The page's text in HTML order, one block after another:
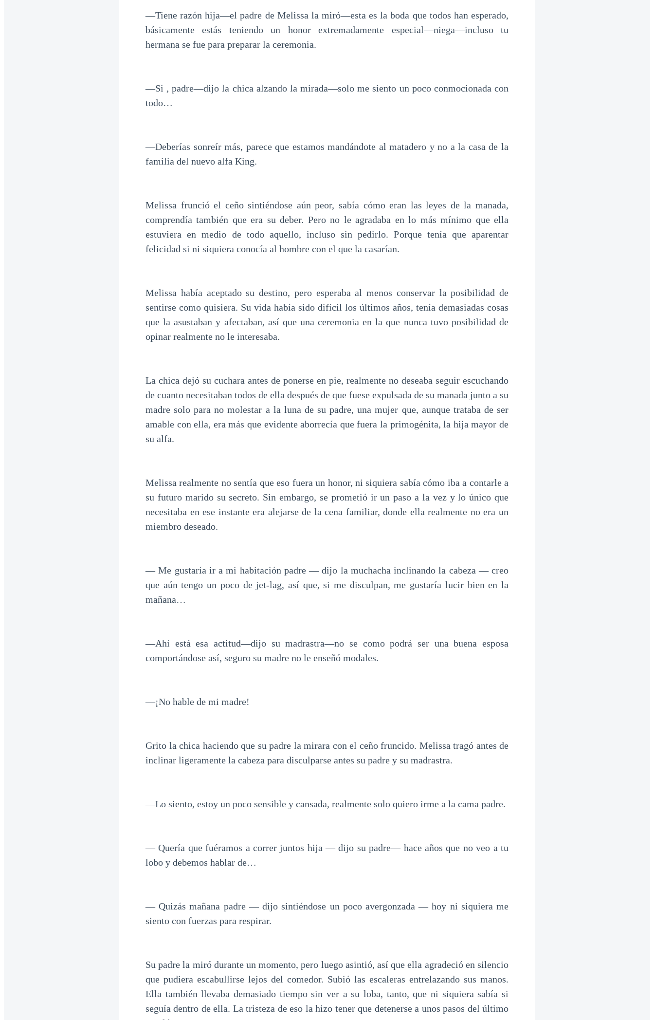
—Tiene razón hija—el padre de Melissa la miró—esta es la boda que todos han esperado,
básicamente estás teniendo un honor extremadamente especial—niega—incluso tu
hermana se fue para preparar la ceremonia.
—Si , padre—dijo la chica alzando la mirada—solo me siento un poco conmocionada con
todo…
—Deberías sonreír más, parece que estamos mandándote al matadero y no a la casa de la
familia del nuevo alfa King.
Melissa frunció el ceño sintiéndose aún peor, sabía cómo eran las leyes de la manada,
comprendía también que era su deber. Pero no le agradaba en lo más mínimo que ella
estuviera en medio de todo aquello, incluso sin pedirlo. Porque tenía que aparentar
felicidad si ni siquiera conocía al hombre con el que la casarían.
Melissa había aceptado su destino, pero esperaba al menos conservar la posibilidad de
sentirse como quisiera. Su vida había sido difícil los últimos años, tenía demasiadas cosas
que la asustaban y afectaban, así que una ceremonia en la que nunca tuvo posibilidad de
opinar realmente no le interesaba.
La chica dejó su cuchara antes de ponerse en pie, realmente no deseaba seguir escuchando
de cuanto necesitaban todos de ella después de que fuese expulsada de su manada junto a su
madre solo para no molestar a la luna de su padre, una mujer que, aunque trataba de ser
amable con ella, era más que evidente aborrecía que fuera la primogénita, la hija mayor de
su alfa.
Melissa realmente no sentía que eso fuera un honor, ni siquiera sabía cómo iba a contarle a
su futuro marido su secreto. Sin embargo, se prometió ir un paso a la vez y lo único que
necesitaba en ese instante era alejarse de la cena familiar, donde ella realmente no era un
miembro deseado.
— Me gustaría ir a mi habitación padre — dijo la muchacha inclinando la cabeza — creo
que aún tengo un poco de jet-lag, así que, si me disculpan, me gustaría lucir bien en la
mañana…
—Ahí está esa actitud—dijo su madrastra—no se como podrá ser una buena esposa
comportándose así, seguro su madre no le enseñó modales.
—¡No hable de mi madre!
Grito la chica haciendo que su padre la mirara con el ceño fruncido. Melissa tragó antes de
inclinar ligeramente la cabeza para disculparse antes su padre y su madrastra.
—Lo siento, estoy un poco sensible y cansada, realmente solo quiero irme a la cama padre.
— Quería que fuéramos a correr juntos hija — dijo su padre— hace años que no veo a tu
lobo y debemos hablar de…
— Quizás mañana padre — dijo sintiéndose un poco avergonzada — hoy ni siquiera me
siento con fuerzas para respirar.
Su padre la miró durante un momento, pero luego asintió, así que ella agradeció en silencio
que pudiera escabullirse lejos del comedor. Subió las escaleras entrelazando sus manos.
Ella también llevaba demasiado tiempo sin ver a su loba, tanto, que ni siquiera sabía si
seguía dentro de ella. La tristeza de eso la hizo tener que detenerse a unos pasos del último